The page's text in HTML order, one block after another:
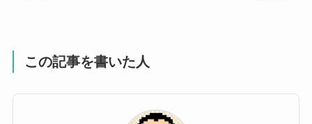
この記事を書いた人